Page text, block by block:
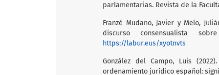
parlamentarias. Revista de la
Franzé Mudano, Javier y Melo,
discurso consensualista
https://labur.eus/xyotnvts
González del Campo, Luis
ordenamiento jurídico español: